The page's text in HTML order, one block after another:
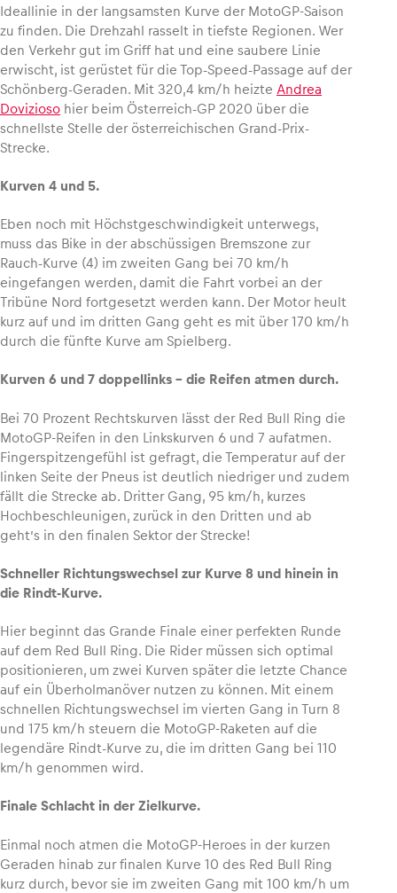
Ideallinie in der langsamsten Kurve der MotoGP-Saison
zu finden. Die Drehzahl rasselt in tiefste Regionen. Wer
den Verkehr gut im Griff hat und eine saubere Linie
erwischt, ist gerüstet für die Top-Speed-Passage auf der
Schönberg-Geraden. Mit 320,4 km/h heizte Andrea
Dovizioso hier beim Österreich-GP 2020 über die
schnellste Stelle der österreichischen Grand-Prix-
Strecke.
Kurven 4 und 5.
Eben noch mit Höchstgeschwindigkeit unterwegs,
muss das Bike in der abschüssigen Bremszone zur
Rauch-Kurve (4) im zweiten Gang bei 70 km/h
eingefangen werden, damit die Fahrt vorbei an der
Tribüne Nord fortgesetzt werden kann. Der Motor heult
kurz auf und im dritten Gang geht es mit über 170 km/h
durch die fünfte Kurve am Spielberg.
Kurven 6 und 7 doppellinks – die Reifen atmen durch.
Bei 70 Prozent Rechtskurven lässt der Red Bull Ring die
MotoGP-Reifen in den Linkskurven 6 und 7 aufatmen.
Fingerspitzengefühl ist gefragt, die Temperatur auf der
linken Seite der Pneus ist deutlich niedriger und zudem
fällt die Strecke ab. Dritter Gang, 95 km/h, kurzes
Hochbeschleunigen, zurück in den Dritten und ab
geht’s in den finalen Sektor der Strecke!
Schneller Richtungswechsel zur Kurve 8 und hinein in
die Rindt-Kurve.
Hier beginnt das Grande Finale einer perfekten Runde
auf dem Red Bull Ring. Die Rider müssen sich optimal
positionieren, um zwei Kurven später die letzte Chance
auf ein Überholmanöver nutzen zu können. Mit einem
schnellen Richtungswechsel im vierten Gang in Turn 8
und 175 km/h steuern die MotoGP-Raketen auf die
legendäre Rindt-Kurve zu, die im dritten Gang bei 110
km/h genommen wird.
Finale Schlacht in der Zielkurve.
Einmal noch atmen die MotoGP-Heroes in der kurzen
Geraden hinab zur finalen Kurve 10 des Red Bull Ring
kurz durch, bevor sie im zweiten Gang mit 100 km/h um